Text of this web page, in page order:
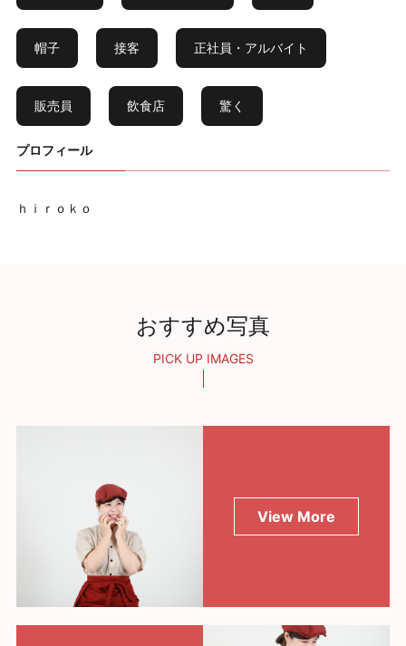
帽子 接客 正社員・アルバイト
販売員 飲食店 驚く
プロフィール
ｈｉｒｏｋｏ
おすすめ写真
PICK UP IMAGES
View More